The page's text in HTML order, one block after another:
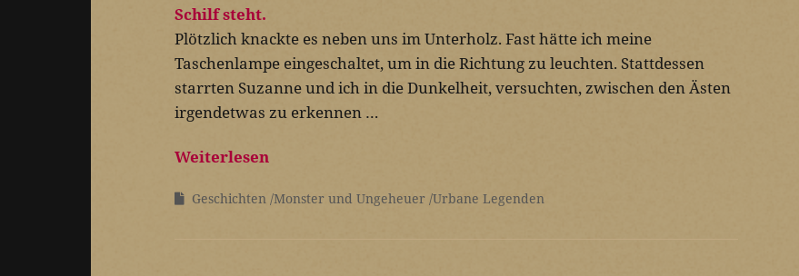
Plötzlich knackte es neben uns im Unterholz. Fast hätte ich meine
Taschenlampe eingeschaltet, um in die Richtung zu leuchten. Stattdessen
starrten Suzanne und ich in die Dunkelheit, versuchten, zwischen den Ästen
irgendetwas zu erkennen …
Weiterlesen
Geschichten Monster und Ungeheuer Urbane Legenden